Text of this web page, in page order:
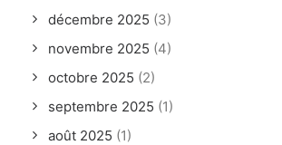
décembre 2025 (3)
novembre 2025 (4)
octobre 2025 (2)
septembre 2025 (1)
août 2025 (1)